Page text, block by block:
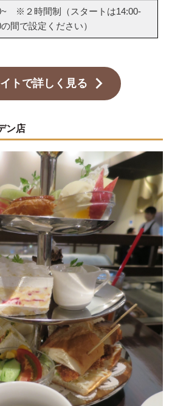
※２時間制（スタートは14:00-
間で設定ください）
トで詳しく見る
ン店